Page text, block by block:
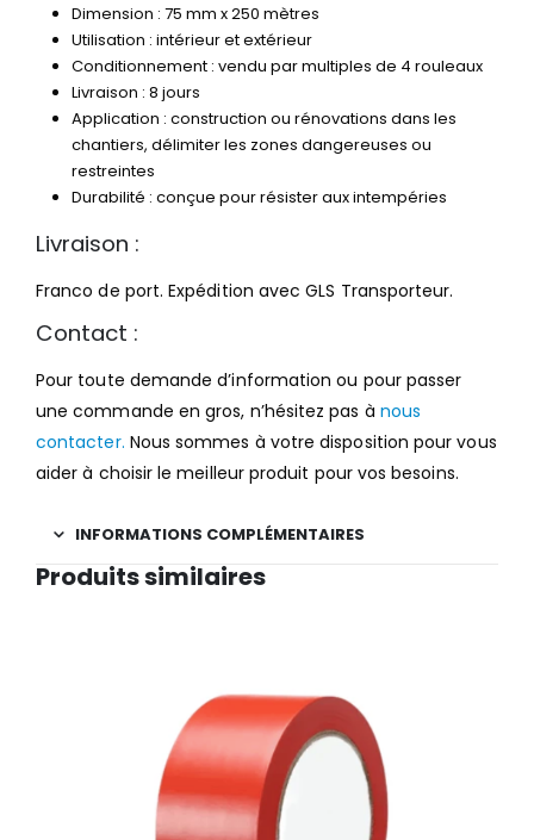
Dimension : 75 mm x 250 mètres
Utilisation : intérieur et extérieur
Conditionnement : vendu par multiples de 4 rouleaux
Livraison : 8 jours
Application : construction ou rénovations dans les
chantiers, délimiter les zones dangereuses ou
restreintes
Durabilité : conçue pour résister aux intempéries
Livraison :
Franco de port. Expédition avec GLS Transporteur.
Contact :
Pour toute demande d’information ou pour passer
une commande en gros, n’hésitez pas à nous
contacter. Nous sommes à votre disposition pour vous
aider à choisir le meilleur produit pour vos besoins.
INFORMATIONS COMPLÉMENTAIRES
Produits similaires